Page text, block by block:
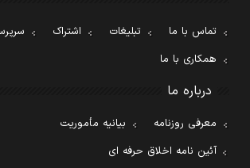
تماس با ما تبلیغات اشتراک
همکاری با ما
درباره ما
معرفی روزنامه
بیانیه مأموریت
آئین نامه اخلاق حرفه ای